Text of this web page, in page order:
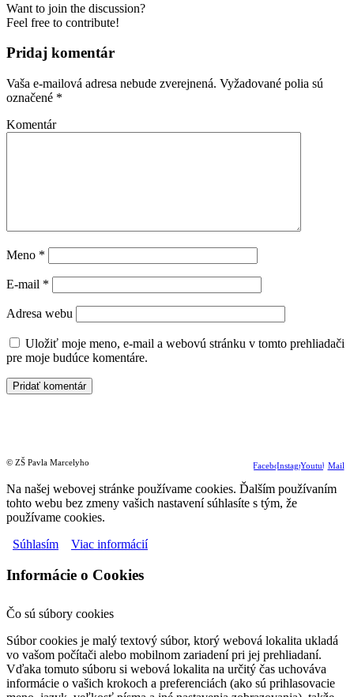
Want to join the discussion?
Feel free to contribute!
Pridaj komentár
Vaša e-mailová adresa nebude zverejnená. Vyžadované polia sú
označené *
Komentár
Meno *
E-mail *
Adresa webu
Uložiť moje meno, e-mail a webovú stránku v tomto prehliadači
pre moje budúce komentáre.
© ZŠ Pavla Marcelyho FacebookInstagramYoutubeMail
Na našej webovej stránke používame cookies. Ďalším používaním
tohto webu bez zmeny vašich nastavení súhlasíte s tým, že
používame cookies.
Súhlasím
Viac informácií
Informácie o Cookies
Čo sú súbory cookies
Súbor cookies je malý textový súbor, ktorý webová lokalita ukladá
vo vašom počítači alebo mobilnom zariadení pri jej prehliadaní.
Vďaka tomuto súboru si webová lokalita na určitý čas uchováva
informácie o vašich krokoch a preferenciách (ako sú prihlasovacie